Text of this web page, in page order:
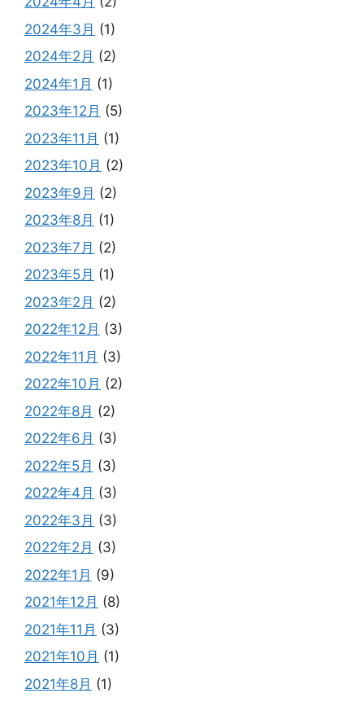
2024年3月 (1)
2024年2月 (2)
2024年1月 (1)
2023年12月 (5)
2023年11月 (1)
2023年10月 (2)
2023年9月 (2)
2023年8月 (1)
2023年7月 (2)
2023年5月 (1)
2023年2月 (2)
2022年12月 (3)
2022年11月 (3)
2022年10月 (2)
2022年8月 (2)
2022年6月 (3)
2022年5月 (3)
2022年4月 (3)
2022年3月 (3)
2022年2月 (3)
2022年1月 (9)
2021年12月 (8)
2021年11月 (3)
2021年10月 (1)
2021年8月 (1)